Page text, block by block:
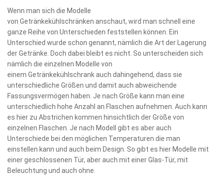
Wenn man sich die Modelle
von Getränkekühlschränken anschaut, wird man schnell eine
ganze Reihe von Unterschieden feststellen können. Ein
Unterschied wurde schon genannt, nämlich die Art der Lagerung
der Getränke. Doch dabei bleibt es nicht. So unterscheiden sich
nämlich die einzelnen Modelle von
einem Getränkekühlschrank auch dahingehend, dass sie
unterschiedliche Größen und damit auch abweichende
Fassungsvermögen haben. Je nach Größe kann man eine
unterschiedlich hohe Anzahl an Flaschen aufnehmen. Auch kann
es hier zu Abstrichen kommen hinsichtlich der Größe von
einzelnen Flaschen. Je nach Modell gibt es aber auch
Unterschiede bei den möglichen Temperaturen die man
einstellen kann und auch beim Design. So gibt es hier Modelle mit
einer geschlossenen Tür, aber auch mit einer Glas-Tür, mit
Beleuchtung und auch ohne.